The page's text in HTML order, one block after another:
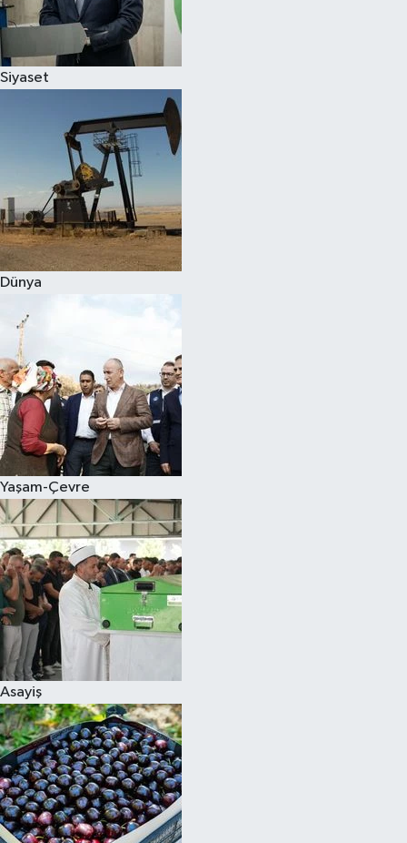
Siyaset
Dünya
Yaşam-Çevre
Asayiş
Spor
Çocuk
Eğitim
Hava Durumu
Kadın
Kültür Sanat
Sağlık
Siyaset
Teknoloji
Televizyon
Yaşam-Çevre